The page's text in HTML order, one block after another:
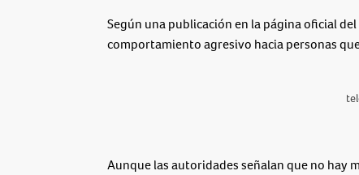
Según una publicación en la página oficial
comportamiento agresivo hacia personas
Aunque las autoridades señalan que no hay